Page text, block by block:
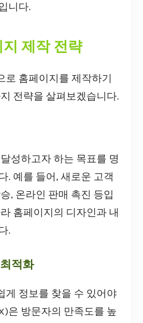
니다.
제작 전략
로 홈페이지를 제작하기
전략을 살펴보겠습니다.
성하고자 하는 목표를 명
. 예를 들어, 새로운 고객
, 온라인 판매 촉진 등입
홈페이지의 디자인과 내
.
적화
게 정보를 찾을 수 있어야
은 방문자의 만족도를 높